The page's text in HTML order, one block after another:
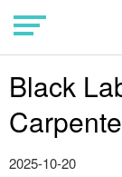
Black
2025-10-20